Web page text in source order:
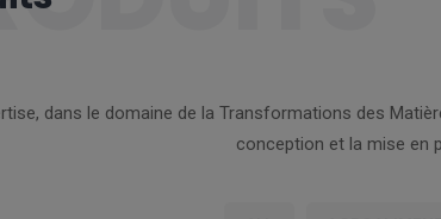
dans le domaine de la Transformations des
conception et la mise en